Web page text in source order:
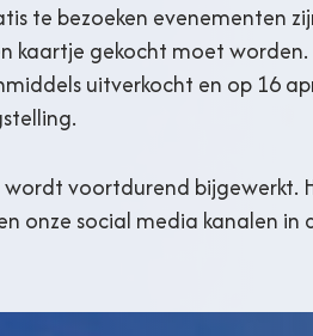
te bezoeken evenementen
kaartje gekocht moet
uitverkocht en op 16
voortdurend bijgewerkt.
onze social media kanalen in